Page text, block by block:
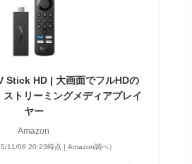
Stick HD | 大画面でフルHDの
トリーミングメディアプレイ
ヤー
Amazon
11/08 20:23時点 | Amazon調べ）